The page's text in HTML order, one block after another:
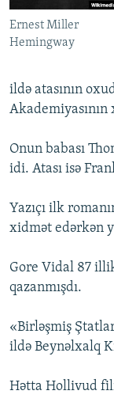
Ernest Miller
Hemingway
ildə atasının
Akademiyasının
Onun babası
idi. Atası isə
Yazıçı ilk
xidmət edərkən
Gore Vidal 87
qazanmışdı.
«Birləşmiş
ildə Beynəlxalq
Hətta Hollivud